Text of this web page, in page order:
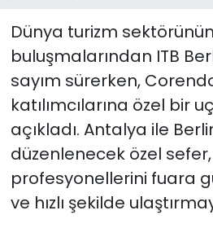
Dünya turizm
buluşmalarından ITB
sayım sürerken,
katılımcılarına özel bir
açıkladı. Antalya ile
düzenlenecek özel
profesyonellerini fuara
ve hızlı şekilde